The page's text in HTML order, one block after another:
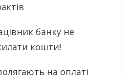
банку не
кошти!
на оплаті